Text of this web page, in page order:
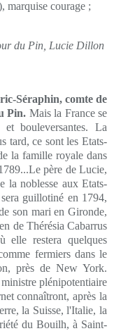
du Pin, Lucie Dillon
Séraphin, comte de
Pin. Mais la France se
bouleversantes. La
tard, ce sont les Etats-
la famille royale dans
père de Lucie,
la noblesse aux Etats-
guillotiné en 1794,
son mari en Gironde,
de Thérésia Cabarrus
restera quelques
fermiers dans le
près de New York.
plénipotentiaire
connaîtront, après la
la Suisse, l'Italie, la
du Bouilh, à Saint-